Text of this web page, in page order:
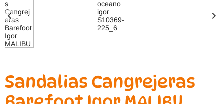
Sandalias Cangrejeras